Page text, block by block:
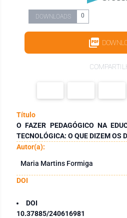
DOWNLOADS 0
Título
O FAZER PEDAGÓGICO NA
TECNOLÓGICA: O QUE DIZEM OS
Autor(a):
Maria Martins Formiga
DOI
DOI
10.37885/240616981